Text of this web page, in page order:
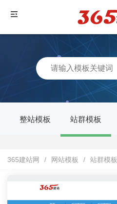
整站模板 站群模板
365建站网 / 网站模板 / 站群模板